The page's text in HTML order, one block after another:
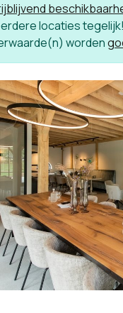
locaties
worden